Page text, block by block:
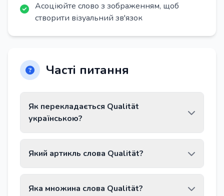
Асоціюйте слово з зображенням, щоб
створити візуальний зв'язок
Часті питання
Як перекладається Qualität
українською?
властивість».
Який артикль слова Qualität?
Яка множина слова Qualität?